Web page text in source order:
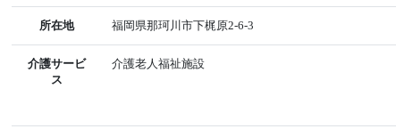
所在地 福岡県那珂川市下梶原2-6-3
介護サービ
ス
介護老人福祉施設